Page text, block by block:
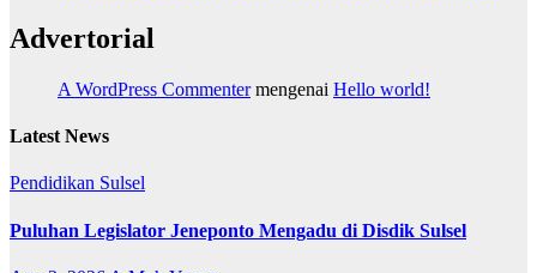
Advertorial
A WordPress Commentermengenai Hello world!
Latest News
Pendidikan Sulsel
Puluhan Legislator Jeneponto Mengadu di Disdik Sulsel